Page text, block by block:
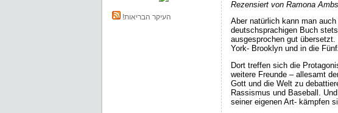
!העיקר הבריאות
Rezensiert von Ramona Ambs
Aber natürlich kann man
deutschsprachigen Buch
ausgesprochen gut
York- Brooklyn und in die
Dort treffen sich die
weitere Freunde – allesamt
Gott und die Welt zu
Rassismus und Baseball.
seiner eigenen Art- kämpfen